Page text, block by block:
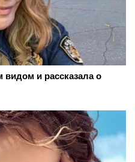
видом и рассказала о